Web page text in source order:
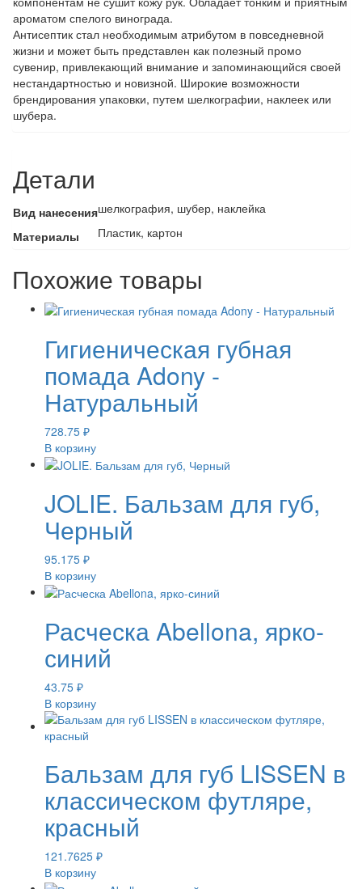
ароматом спелого винограда.
Антисептик стал необходимым атрибутом в повседневной
жизни и может быть представлен как полезный промо
сувенир, привлекающий внимание и запоминающийся своей
нестандартностью и новизной. Широкие возможности
брендирования упаковки, путем шелкографии, наклеек или
шубера.
Детали
Вид нанесенияшелкография, шубер, наклейка
Материалы
Пластик, картон
Похожие товары
Гигиеническая губная
помада Adony -
Натуральный
728.75 ₽
В корзину
JOLIE. Бальзам для губ,
Черный
95.175 ₽
В корзину
Расческа Abellona, ярко-
синий
43.75 ₽
В корзину
Бальзам для губ LISSEN в
классическом футляре,
красный
121.7625 ₽
В корзину